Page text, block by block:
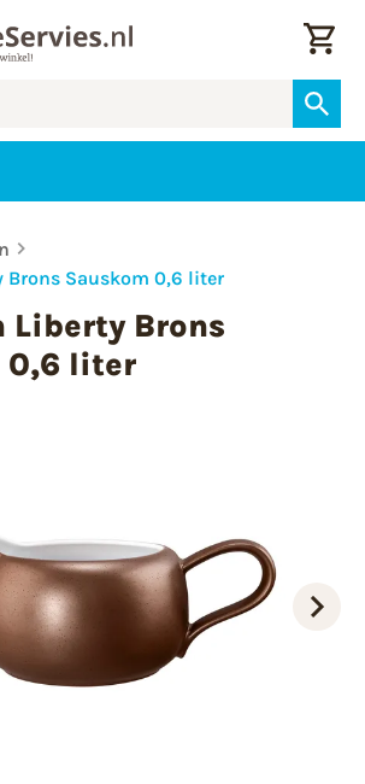
Brons Sauskom 0,6 liter
Liberty Brons
0,6 liter